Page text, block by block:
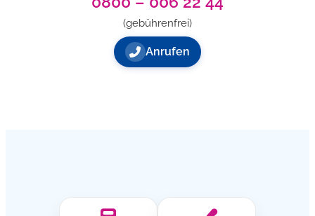
(gebührenfrei)
Anrufen